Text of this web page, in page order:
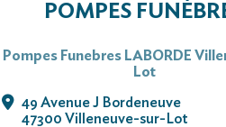
POMPES
Pompes Funebres LABORDE
Lot
49 Avenue J Bordeneuve
47300 Villeneuve-sur-Lot